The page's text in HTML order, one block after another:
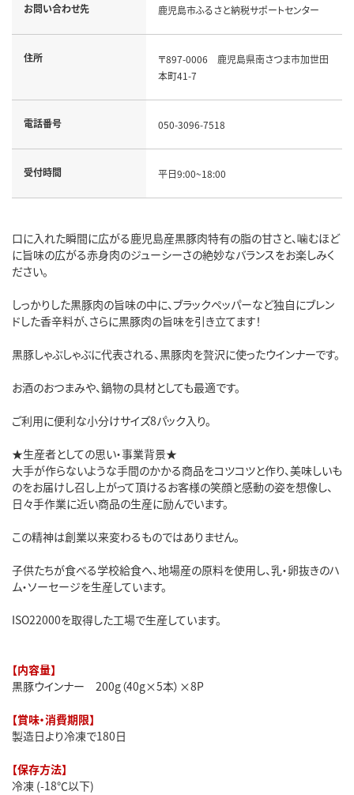
お問い合わせ先 鹿児島市ふるさと納税サポートセンター
住所
〒897-0006 鹿児島県南さつま市加世田
本町41-7
電話番号 050-3096-7518
受付時間 平日9:00~18:00
口に入れた瞬間に広がる鹿児島産黒豚肉特有の脂の甘さと、噛むほど
に旨味の広がる赤身肉のジューシーさの絶妙なバランスをお楽しみく
ださい。
しっかりした黒豚肉の旨味の中に、ブラックペッパーなど独自にブレン
ドした香辛料が、さらに黒豚肉の旨味を引き立てます！
黒豚しゃぶしゃぶに代表される、黒豚肉を贅沢に使ったウインナーです。
お酒のおつまみや、鍋物の具材としても最適です。
ご利用に便利な小分けサイズ8パック入り。
★生産者としての思い・事業背景★
大手が作らないような手間のかかる商品をコツコツと作り、美味しいも
のをお届けし召し上がって頂けるお客様の笑顔と感動の姿を想像し、
日々手作業に近い商品の生産に励んでいます。
この精神は創業以来変わるものではありません。
子供たちが食べる学校給食へ、地場産の原料を使用し、乳・卵抜きのハ
ム・ソーセージを生産しています。
ISO22000を取得した工場で生産しています。
【内容量】
黒豚ウインナー 200g（40g×5本）×8P
【賞味・消費期限】
製造日より冷凍で180日
【保存方法】
冷凍 (-18℃以下)